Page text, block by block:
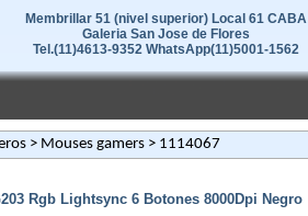
Membrillar 51 (nivel superior) Local 61 CABA
Galeria San Jose de Flores
Tel.(11)4613-9352 WhatsApp(11)5001-1562
> Mouses gamers > 1114067
Rgb Lightsync 6 Botones 8000Dpi Negro